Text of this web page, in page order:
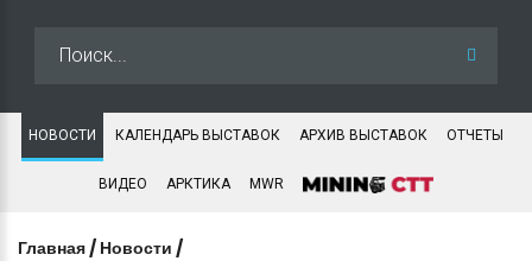
НОВОСТИ КАЛЕНДАРЬ ВЫСТАВОК АРХИВ ВЫСТАВОК ОТЧЕТЫ
ВИДЕО АРКТИКА MWR
Главная / Новости /